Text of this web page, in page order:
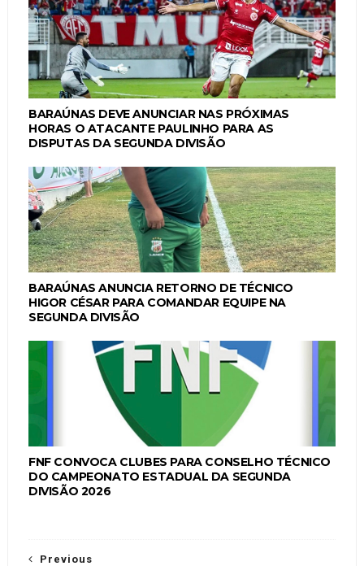
BARAÚNAS DEVE ANUNCIAR NAS PRÓXIMAS
HORAS O ATACANTE PAULINHO PARA AS
DISPUTAS DA SEGUNDA DIVISÃO
BARAÚNAS ANUNCIA RETORNO DE TÉCNICO
HIGOR CÉSAR PARA COMANDAR EQUIPE NA
SEGUNDA DIVISÃO
FNF CONVOCA CLUBES PARA CONSELHO TÉCNICO
DO CAMPEONATO ESTADUAL DA SEGUNDA
DIVISÃO 2026
Previous